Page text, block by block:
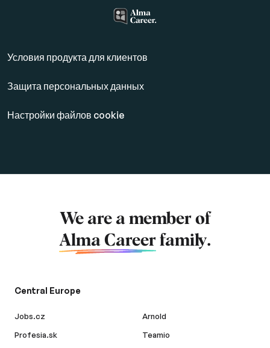
Условия продукта для клиентов
Защита персональных данных
Настройки файлов cookie
We are a member of
Alma Career family.
Central Europe
Jobs.cz
Profesia.sk
Arnold
Teamio